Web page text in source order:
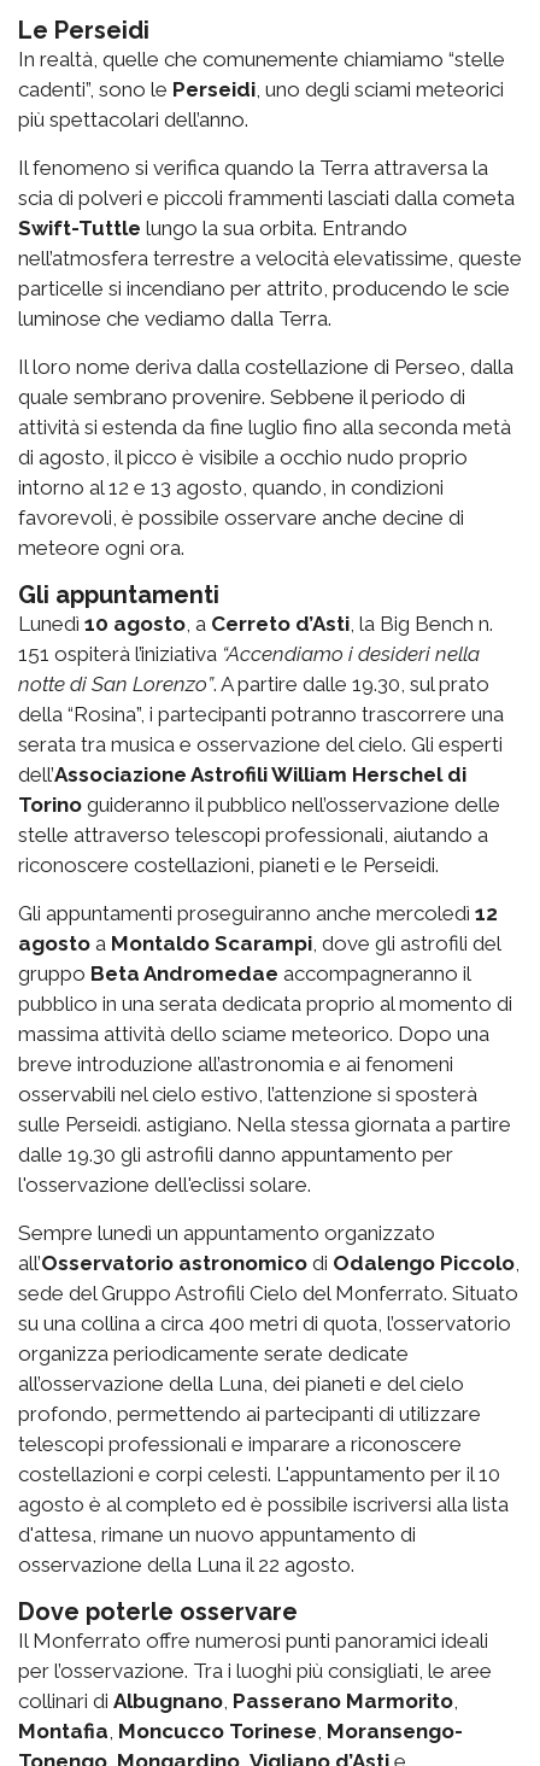
Le Perseidi
In realtà, quelle che comunemente chiamiamo “stelle
cadenti”, sono le Perseidi , uno degli sciami meteorici
più spettacolari dell’anno.
Il fenomeno si verifica quando la Terra attraversa la
scia di polveri e piccoli frammenti lasciati dalla cometa
Swift-Tuttle lungo la sua orbita. Entrando
nell’atmosfera terrestre a velocità elevatissime, queste
particelle si incendiano per attrito, producendo le scie
luminose che vediamo dalla Terra.
Il loro nome deriva dalla costellazione di Perseo, dalla
quale sembrano provenire. Sebbene il periodo di
attività si estenda da fine luglio fino alla seconda metà
di agosto, il picco è visibile a occhio nudo proprio
intorno al 12 e 13 agosto, quando, in condizioni
favorevoli, è possibile osservare anche decine di
meteore ogni ora.
Gli appuntamenti
Lunedì 10 agosto , a Cerreto d’Asti , la Big Bench n.
151 ospiterà l’iniziativa “Accendiamo i desideri nella
notte di San Lorenzo”. A partire dalle 19.30, sul prato
della “Rosina”, i partecipanti potranno trascorrere una
serata tra musica e osservazione del cielo. Gli esperti
dell’Associazione Astrofili William Herschel di
Torino guideranno il pubblico nell’osservazione delle
stelle attraverso telescopi professionali, aiutando a
riconoscere costellazioni, pianeti e le Perseidi.
Gli appuntamenti proseguiranno anche mercoledì 12
agosto a Montaldo Scarampi , dove gli astrofili del
gruppo Beta Andromedae accompagneranno il
pubblico in una serata dedicata proprio al momento di
massima attività dello sciame meteorico. Dopo una
breve introduzione all’astronomia e ai fenomeni
osservabili nel cielo estivo, l’attenzione si sposterà
sulle Perseidi. astigiano. Nella stessa giornata a partire
dalle 19.30 gli astrofili danno appuntamento per
l'osservazione dell'eclissi solare.
Sempre lunedì un appuntamento organizzato
all’Osservatorio astronomico di Odalengo Piccolo
sede del Gruppo Astrofili Cielo del Monferrato. Situato
su una collina a circa 400 metri di quota, l’osservatorio
organizza periodicamente serate dedicate
all’osservazione della Luna, dei pianeti e del cielo
profondo, permettendo ai partecipanti di utilizzare
telescopi professionali e imparare a riconoscere
costellazioni e corpi celesti. L'appuntamento per il 10
agosto è al completo ed è possibile iscriversi alla lista
d'attesa, rimane un nuovo appuntamento di
osservazione della Luna il 22 agosto.
Dove poterle osservare
Il Monferrato offre numerosi punti panoramici ideali
per l’osservazione. Tra i luoghi più consigliati, le aree
collinari di Albugnano Passerano Marmorito
Montafia Moncucco Torinese Moransengo-
Tonengo Mongardino Vigliano d’Asti e